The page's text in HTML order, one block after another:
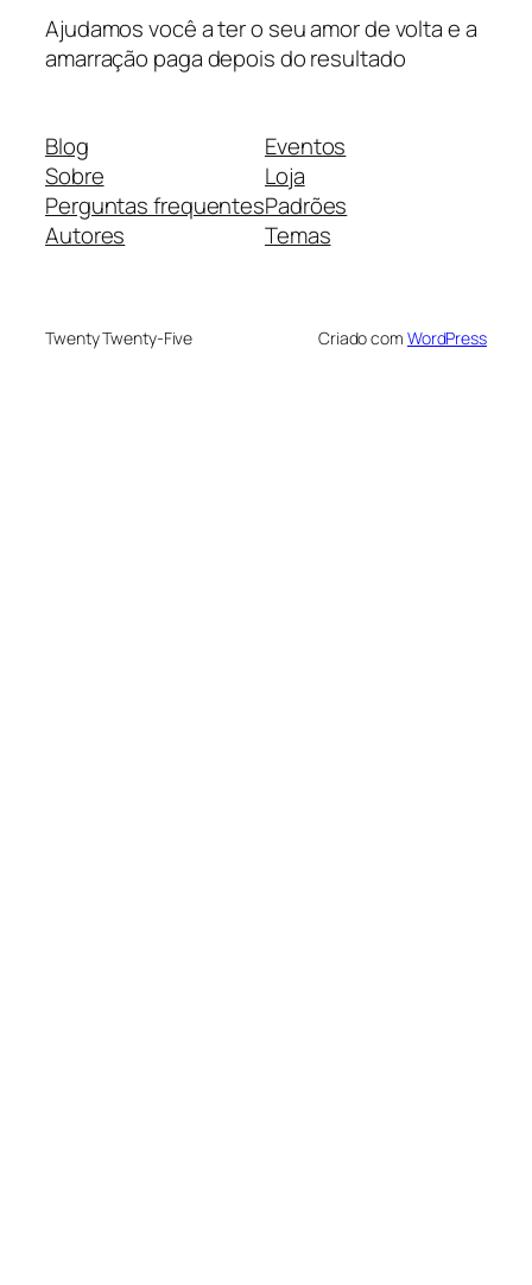
Ajudamos você a ter o seu amor de volta e a
amarração paga depois do resultado
Blog
Sobre
Perguntas frequentes
Autores
Eventos
Loja
Padrões
Temas
Twenty Twenty-Five Criado com WordPress